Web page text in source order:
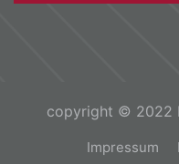
copyright © 2022
Impressum